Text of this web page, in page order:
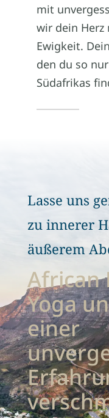
mit
wir dein
Ewigkeit.
den du so
Südafrikas
Lasse uns
zu innerer
äußerem
African
Yoga
einer